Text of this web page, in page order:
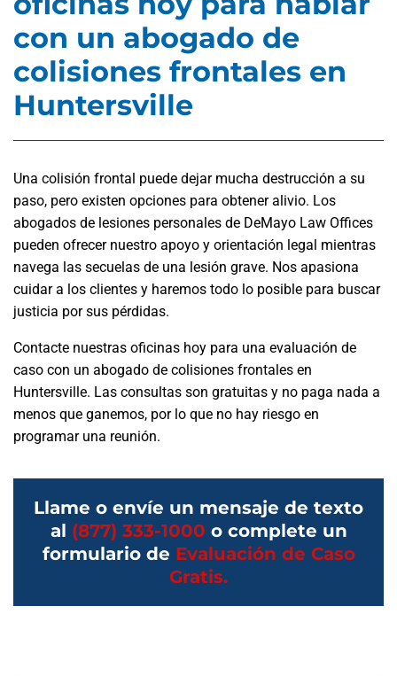
con un abogado de
colisiones frontales en
Huntersville
Una colisión frontal puede dejar mucha destrucción a su
paso, pero existen opciones para obtener alivio. Los
abogados de lesiones personales de DeMayo Law Offices
pueden ofrecer nuestro apoyo y orientación legal mientras
navega las secuelas de una lesión grave. Nos apasiona
cuidar a los clientes y haremos todo lo posible para buscar
justicia por sus pérdidas.
Contacte nuestras oficinas hoy para una evaluación de
caso con un abogado de colisiones frontales en
Huntersville. Las consultas son gratuitas y no paga nada a
menos que ganemos, por lo que no hay riesgo en
programar una reunión.
Llame o envíe un mensaje de texto
al (877) 333-1000 o complete un
formulario de Evaluación de Caso
Gratis.